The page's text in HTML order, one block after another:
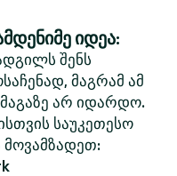
იდეა:
შენს
მაგრამ ამ
მაგაზე არ იდარდო.
საუკეთესო
მოვამზადეთ: